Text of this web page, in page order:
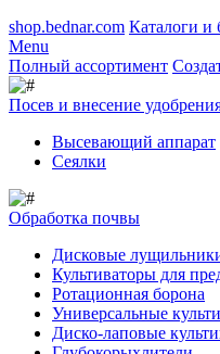
shop.bednar.com Каталоги
Menu
Полный ассортимент
Посев и внесение
Высевающий аппарат
Сеялки
Обработка почвы
Дисковые
Культиваторы для
Ротационная борона
Универсальные
Диско-лаповые